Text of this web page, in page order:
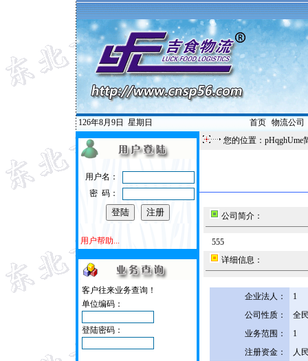
126年8月9日 星期日 首页| 物流公司
用户名：
密 码：
用户帮助...
客户往来业务查询！
单位编码：
登陆密码：
您的位置：pHqghUme
公司简介：
555
详细信息：
企业法人：
1
公司性质：
全
业务范围：
1
注册资金：
人